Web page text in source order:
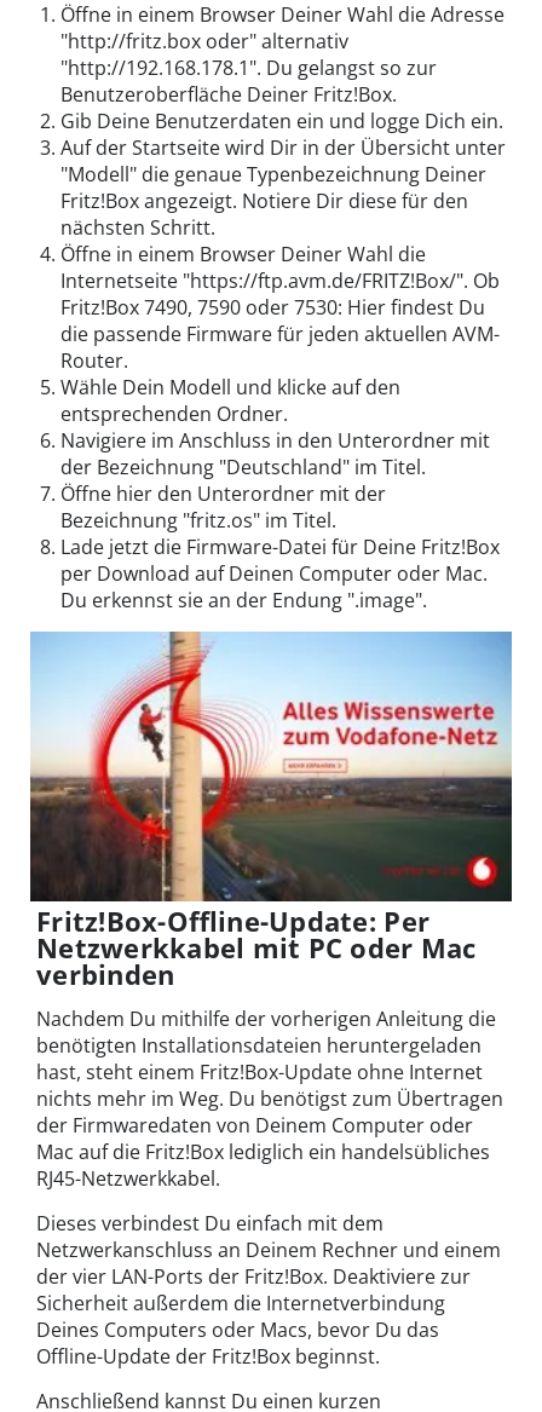
Öffne in einem Browser Deiner Wahl die Adresse
"http://fritz.box oder" alternativ
"http://192.168.178.1". Du gelangst so zur
Benutzeroberfläche Deiner Fritz!Box.
Gib Deine Benutzerdaten ein und logge Dich ein.
Auf der Startseite wird Dir in der Übersicht unter
"Modell" die genaue Typenbezeichnung Deiner
Fritz!Box angezeigt. Notiere Dir diese für den
nächsten Schritt.
Öffne in einem Browser Deiner Wahl die
Internetseite "https://ftp.avm.de/FRITZ!Box/". Ob
Fritz!Box 7490, 7590 oder 7530: Hier findest Du
die passende Firmware für jeden aktuellen AVM-
Router.
Wähle Dein Modell und klicke auf den
entsprechenden Ordner.
Navigiere im Anschluss in den Unterordner mit
der Bezeichnung "Deutschland" im Titel.
Öffne hier den Unterordner mit der
Bezeichnung "fritz.os" im Titel.
Lade jetzt die Firmware-Datei für Deine Fritz!Box
per Download auf Deinen Computer oder Mac.
Du erkennst sie an der Endung ".image".
Fritz!Box-Offline-Update: Per
Netzwerkkabel mit PC oder Mac
verbinden
Nachdem Du mithilfe der vorherigen Anleitung die
benötigten Installationsdateien heruntergeladen
hast, steht einem Fritz!Box-Update ohne Internet
nichts mehr im Weg. Du benötigst zum Übertragen
der Firmwaredaten von Deinem Computer oder
Mac auf die Fritz!Box lediglich ein handelsübliches
RJ45-Netzwerkkabel.
Dieses verbindest Du einfach mit dem
Netzwerkanschluss an Deinem Rechner und einem
der vier LAN-Ports der Fritz!Box. Deaktiviere zur
Sicherheit außerdem die Internetverbindung
Deines Computers oder Macs, bevor Du das
Offline-Update der Fritz!Box beginnst.
Anschließend kannst Du einen kurzen